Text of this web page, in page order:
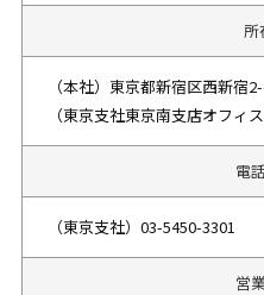
所
（本社）東京都新宿区西新宿
（東京支社東京南支店オフィ
電
（東京支社）03-5450-3301
営